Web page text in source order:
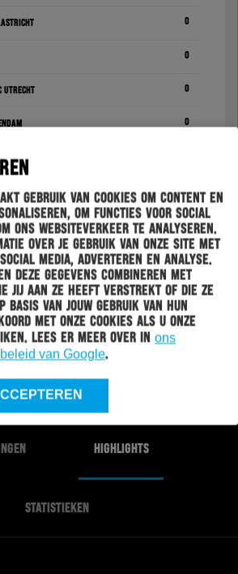
gebruik van cookies om content en
om functies voor social
ons websiteverkeer te analyseren.
over je gebruik van onze site met
media, adverteren en analyse.
deze gegevens combineren met
jij aan ze heeft verstrekt of die ze
basis van jouw gebruik van hun
met onze cookies als u onze
Lees er meer over in ons
van Google.
0
0
Utrecht 0
0
0
0
4 - 3
HIGHLIGHTS
STATISTIEKEN